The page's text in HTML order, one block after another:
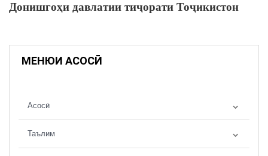
Донишгоҳи давлатии тиҷорати Тоҷикистон
МЕНЮИ АСОСӢ
Асосӣ
Таълим